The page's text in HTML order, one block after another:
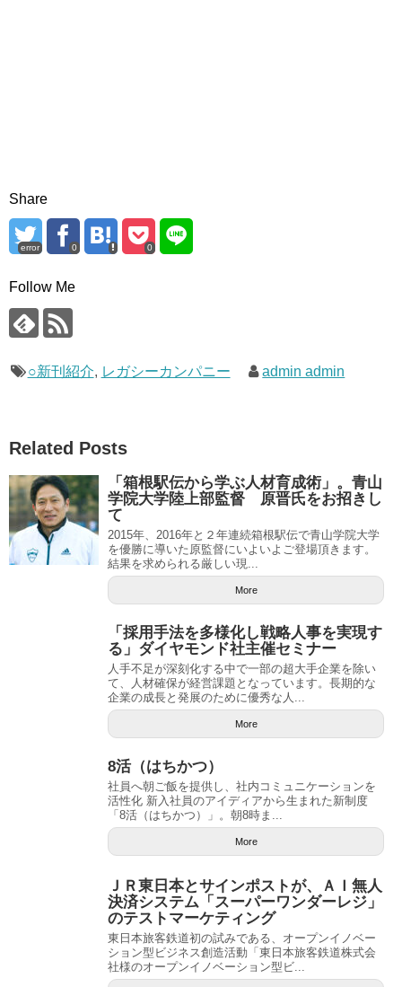
Share
error 0 0
Follow Me
○新刊紹介, レガシーカンパニー admin admin
Related Posts
「箱根駅伝から学ぶ人材育成術」。青山
学院大学陸上部監督 原晋氏をお招きし
て
2015年、2016年と２年連続箱根駅伝で青山学院大学
を優勝に導いた原監督にいよいよご登場頂きます。
結果を求められる厳しい現...
More
「採用手法を多様化し戦略人事を実現す
る」ダイヤモンド社主催セミナー
人手不足が深刻化する中で一部の超大手企業を除い
て、人材確保が経営課題となっています。長期的な
企業の成長と発展のために優秀な人...
More
8活（はちかつ）
社員へ朝ご飯を提供し、社内コミュニケーションを
活性化 新入社員のアイディアから生まれた新制度
「8活（はちかつ）」。朝8時ま...
More
ＪＲ東日本とサインポストが、ＡＩ無人
決済システム「スーパーワンダーレジ」
のテストマーケティング
東日本旅客鉄道初の試みである、オープンイノベー
ション型ビジネス創造活動「東日本旅客鉄道株式会
社様のオープンイノベーション型ビ...